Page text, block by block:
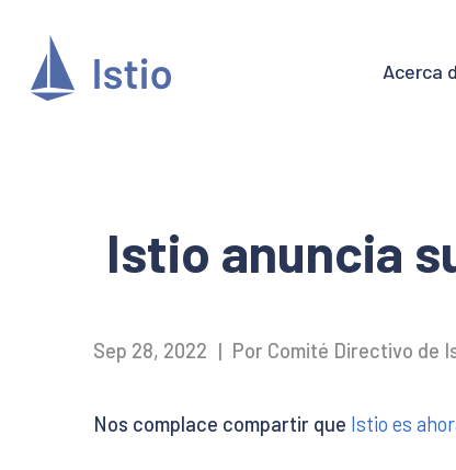
Acerca
Istio anuncia
Sep 28, 2022 | Por Comité Directivo de
Nos complace compartir que Istio es